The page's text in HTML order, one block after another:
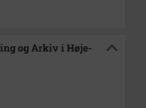
og Arkiv i Høje-